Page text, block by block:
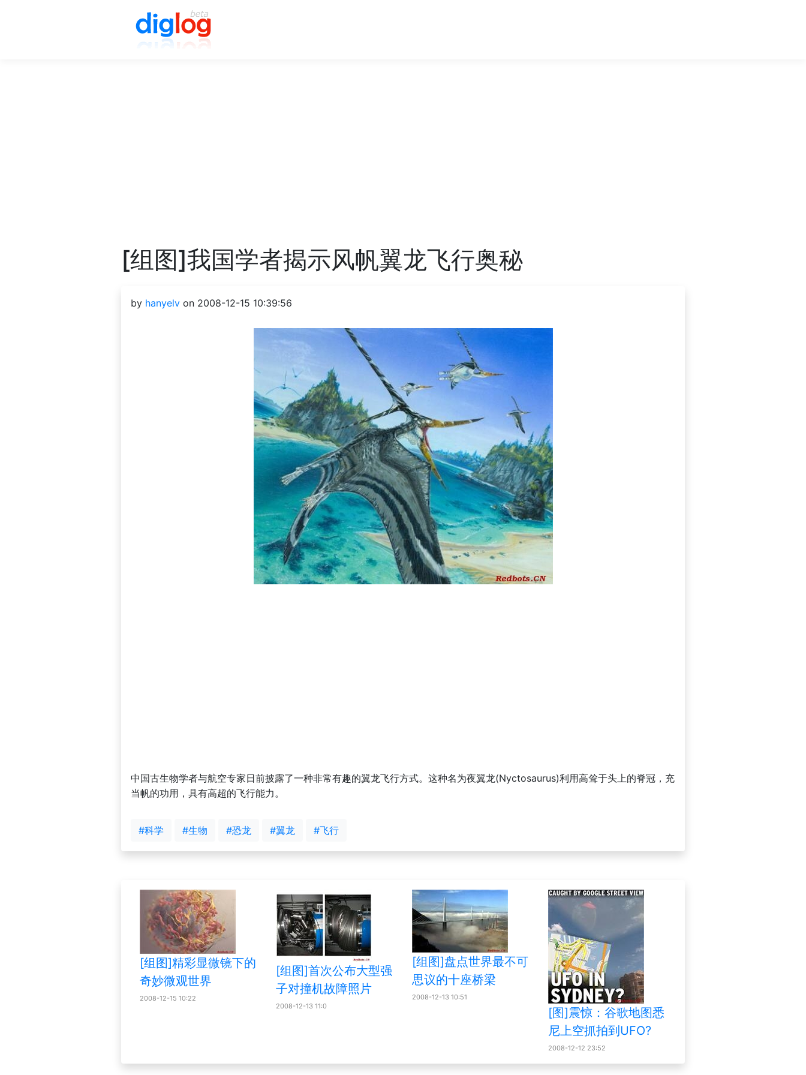
[组图]我国学者揭示风帆翼龙飞行奥秘
by hanyelv on 2008-12-15 10:39:56
中国古生物学者与航空专家日前披露了一种非常有趣的翼龙飞行方式。这种名为夜翼龙(Nyctosaurus)利用高耸于头上的脊冠，充
当帆的功用，具有高超的飞行能力。
#科学 #生物 #恐龙 #翼龙 #飞行
[组图]精彩显微镜下的
奇妙微观世界
2008-12-15 10:22
[组图]首次公布大型强
子对撞机故障照片
2008-12-13 11:0
[组图]盘点世界最不可
思议的十座桥梁
2008-12-13 10:51
[图]震惊：谷歌地图悉
尼上空抓拍到UFO?
2008-12-12 23:52